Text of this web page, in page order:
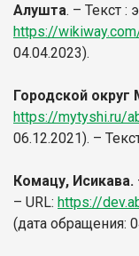
Алушта. – Текст :
https://
04.04.2023).
Городской
https://mytyshi.ru/
06.12.2021). –
Комацу, Исикава.
– URL: https://
(дата обращения: